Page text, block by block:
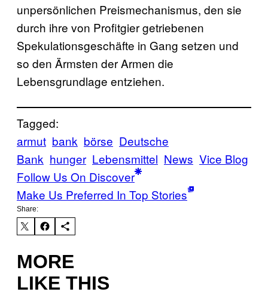
unpersönlichen Preismechanismus, den sie
durch ihre von Profitgier getriebenen
Spekulationsgeschäfte in Gang setzen und
so den Ärmsten der Armen die
Lebensgrundlage entziehen.
Tagged:
armut bank börse Deutsche
Bank hunger Lebensmittel News Vice Blog
Follow Us On Discover
Make Us Preferred In Top Stories
Share:
MORE
LIKE THIS